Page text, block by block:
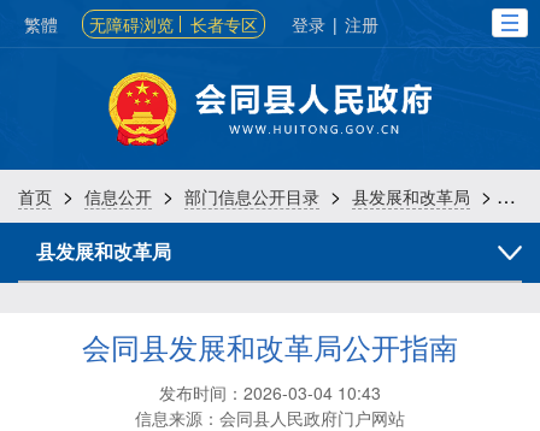
繁體 无障碍浏览 长者专区 登录 | 注册
首页 > 信息公开 > 部门信息公开目录 > 县发展和改革局 > 信
县发展和改革局
会同县发展和改革局公开指南
发布时间：2026-03-04 10:43
信息来源：会同县人民政府门户网站